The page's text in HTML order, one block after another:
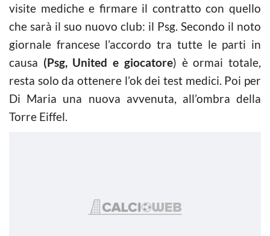
visite mediche e firmare il contratto con quello
che sarà il suo nuovo club: il Psg. Secondo il noto
giornale francese l’accordo tra tutte le parti in
causa (Psg, United e giocatore) è ormai totale,
resta solo da ottenere l’ok dei test medici. Poi per
Di Maria una nuova avvenuta, all’ombra della
Torre Eiffel.